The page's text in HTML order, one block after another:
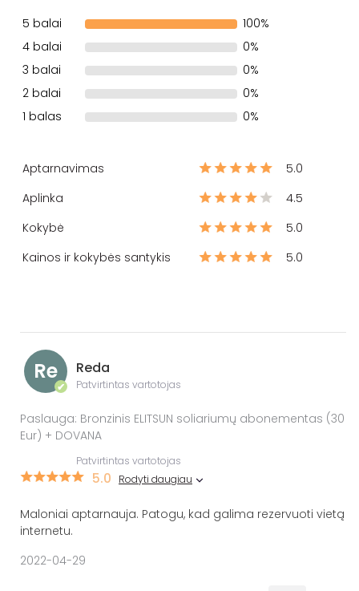
5 balai
100%
4 balai
0%
3 balai
0%
2 balai
0%
1 balas
0%
Aptarnavimas
5.0
Aplinka
4.5
Kokybė
5.0
Kainos ir kokybės santykis
5.0
Re
✔
Reda
Patvirtintas vartotojas
Paslauga: Bronzinis ELITSUN soliariumų abonementas (30
Eur) + DOVANA
Patvirtintas vartotojas
5.0 Rodyti daugiau
Maloniai aptarnauja. Patogu, kad galima rezervuoti vietą
internetu.
2022-04-29